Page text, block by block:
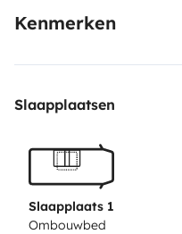
todos os sistemas
Condução fácil para
confortáveis. A de
cama de casal normal,
muito espaço e os
problemas, cerca de
Kenmerken
Slaapplaatsen
Slaapplaats 1
Ombouwbed